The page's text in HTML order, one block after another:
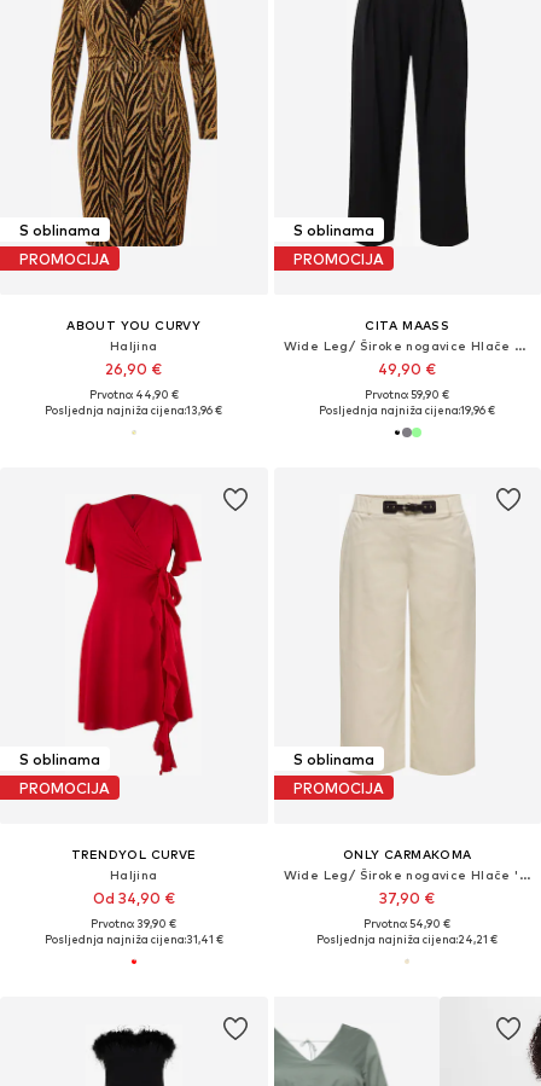
S oblinama
PROMOCIJA
ABOUT YOU CURVY
Haljina
26,90 €
Prvotno: 44,90 €
Posljednja najniža cijena:13,96 €
S oblinama
PROMOCIJA
CITA MAASS
Wide Leg/ Široke nogavice Hlače na crtu
49,90 €
Prvotno: 59,90 €
Posljednja najniža cijena:19,96 €
S oblinama
PROMOCIJA
TRENDYOL CURVE
Haljina
Od 34,90 €
Prvotno: 39,90 €
Posljednja najniža cijena:31,41 €
S oblinama
PROMOCIJA
ONLY CARMAKOMA
Wide Leg/ Široke nogavice Hlače 'CARAnny'
37,90 €
Prvotno: 54,90 €
Posljednja najniža cijena:24,21 €